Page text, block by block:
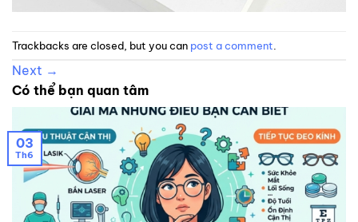
Trackbacks are closed, but you can post a comment
Next →
Có thể bạn quan tâm
03
Th6